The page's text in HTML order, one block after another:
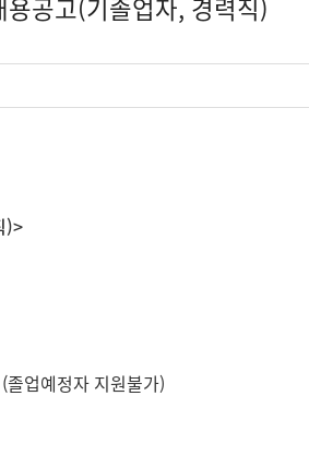
공고(기졸업자, 경력직)
)>
업예정자 지원불가)